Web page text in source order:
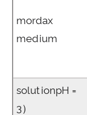
mordax
medium
solutionpH =
3）